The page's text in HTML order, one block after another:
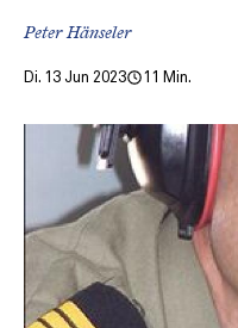
Peter Hänseler
Di. 13 Jun 2023 11 Min.